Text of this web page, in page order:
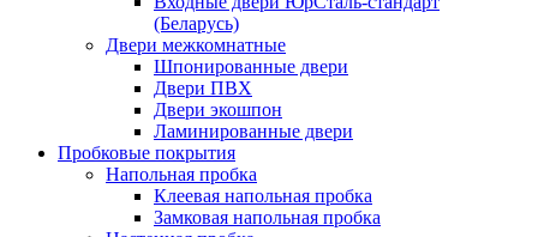
(Беларусь)
Двери межкомнатные
Шпонированные двери
Двери ПВХ
Двери экошпон
Ламинированные двери
Пробковые покрытия
Напольная пробка
Клеевая напольная пробка
Замковая напольная пробка